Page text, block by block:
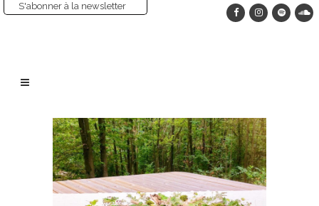
S'abonner à la newsletter